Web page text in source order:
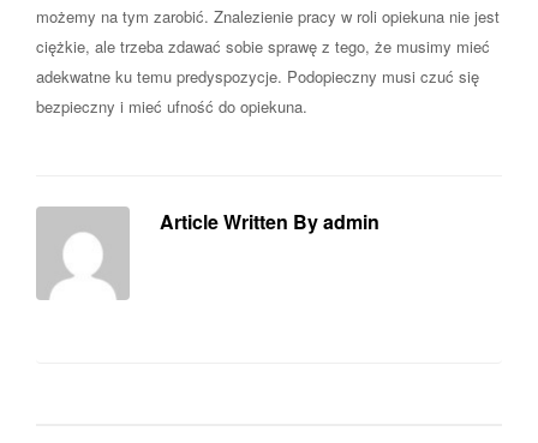
możemy na tym zarobić. Znalezienie pracy w roli opiekuna nie jest
ciężkie, ale trzeba zdawać sobie sprawę z tego, że musimy mieć
adekwatne ku temu predyspozycje. Podopieczny musi czuć się
bezpieczny i mieć ufność do opiekuna.
Article Written By admin